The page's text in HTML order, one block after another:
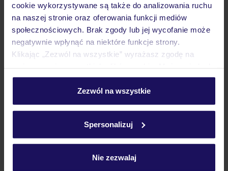
cookie wykorzystywane są także do analizowania ruchu
na naszej stronie oraz oferowania funkcji mediów
społecznościowych. Brak zgody lub jej wycofanie może
negatywnie wpłynąć na niektóre funkcje strony.
Klikając „Zezwól na wszystkie” wyrażasz zgodę na
personalizować swój wybór wchodząc w zakładkę
Szczegółowe informacje o plikach cookie znajdziesz
Zezwól na wszystkie
Spersonalizuj
Nie zezwalaj
5% ZALICZKI